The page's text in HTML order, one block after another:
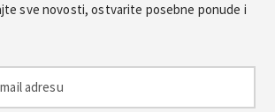
sve novosti, ostvarite posebne ponude i